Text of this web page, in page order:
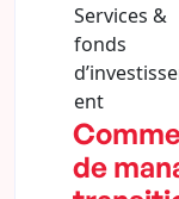
Services &
fonds
ent
de